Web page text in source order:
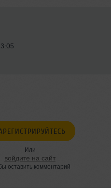
Или
войдите на сайт
оставить комментарий